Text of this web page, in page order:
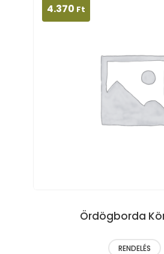
Ördögborda
4.370 Ft
RENDELÉS